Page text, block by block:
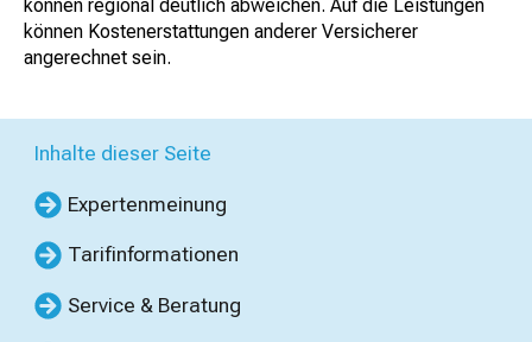
können regional deutlich abweichen. Auf die Leistungen
können Kostenerstattungen anderer Versicherer
angerechnet sein.
Inhalte dieser Seite
Expertenmeinung
Tarifinformationen
Service & Beratung